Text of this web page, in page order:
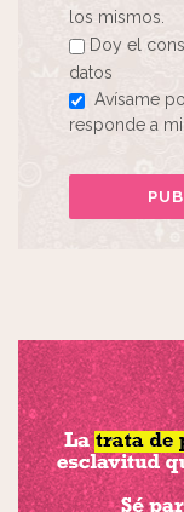
los mismos.
Doy el
datos
Avísame
responde a